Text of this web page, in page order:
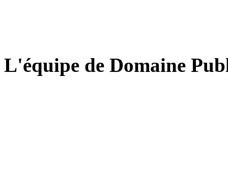
L'équipe de Domaine